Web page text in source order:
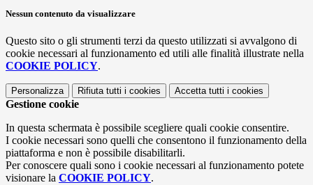
Nessun contenuto da visualizzare
Questo sito o gli strumenti terzi da questo utilizzati si avvalgono di
cookie necessari al funzionamento ed utili alle finalità illustrate nella
COOKIE POLICY.
Personalizza Rifiuta tutti i cookies Accetta tutti i cookies
Gestione cookie
In questa schermata è possibile scegliere quali cookie consentire.
I cookie necessari sono quelli che consentono il funzionamento della
piattaforma e non è possibile disabilitarli.
Per conoscere quali sono i cookie necessari al funzionamento potete
visionare la COOKIE POLICY.